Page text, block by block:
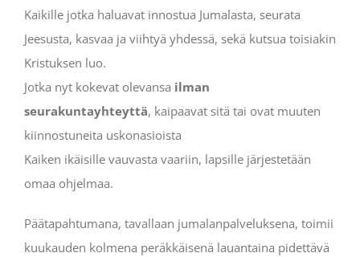
Kaikille jotka haluavat innostua Jumalasta, seurata
Jeesusta, kasvaa ja viihtyä yhdessä, sekä kutsua toisiakin
Kristuksen luo.
Jotka nyt kokevat olevansa ilman
seurakuntayhteyttä, kaipaavat sitä tai ovat muuten
kiinnostuneita uskonasioista
Kaiken ikäisille vauvasta vaariin, lapsille järjestetään
omaa ohjelmaa.
Päätapahtumana, tavallaan jumalanpalveluksena, toimii
kuukauden kolmena peräkkäisenä lauantaina pidettävä